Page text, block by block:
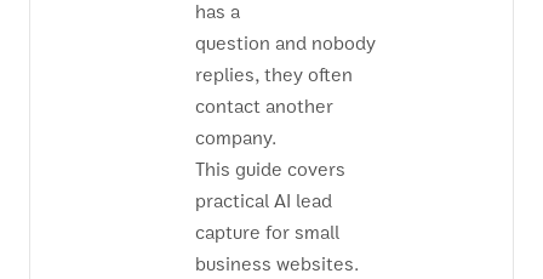
has a
question and nobody
replies, they often
contact another
company.
This guide covers
practical AI lead
capture for small
business websites.